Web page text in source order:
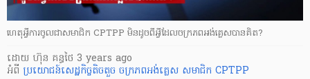
ហេតុអ្វីការចូលជាសមាជិក CPTPP មិនដូចពីអ្វីដែលចក្រភពអង់គ្លេសបានគិត?
ដោយ ហ៊ុន គន្ធថៃ 3 years ago
អំពី ប្រយោជន៍សេដ្ឋកិច្ចតិចតួច ចក្រភពអង់គ្លេស សមាជិក CPTPP